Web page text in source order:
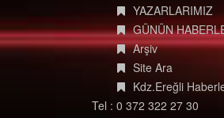
YAZARLARIMIZ
GÜNÜN
Arşiv
Site Ara
Kdz.Ereğli
Tel : 0 372 322 27 30